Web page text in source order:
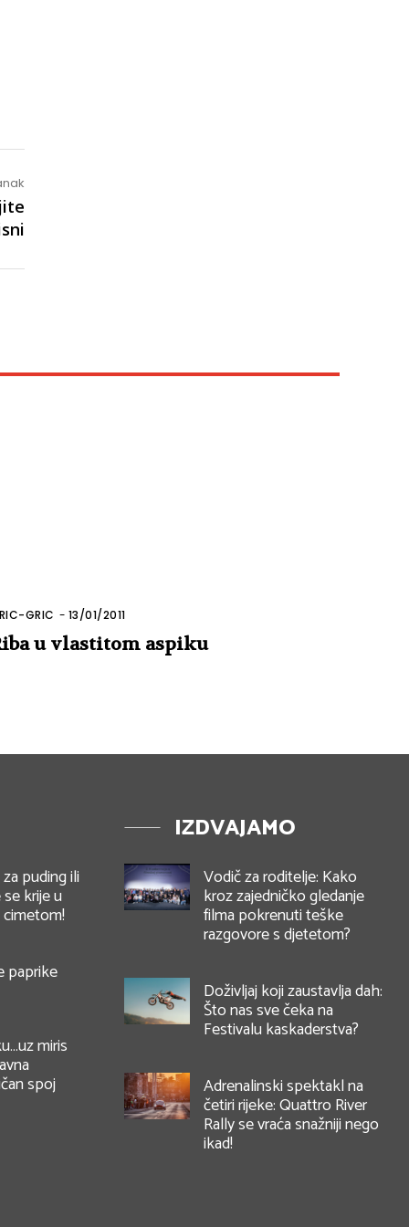
GRIC - 13/01/2011
u vlastitom aspiku
puding ili
krije u
paprike
miris
spoj
IZDVAJAMO
Vodič za roditelje: Kako
kroz zajedničko gledanje
filma pokrenuti teške
razgovore s djetetom?
Doživljaj koji zaustavlja dah:
Što nas sve čeka na
Festivalu kaskaderstva?
Adrenalinski spektakl na
četiri rijeke: Quattro River
Rally se vraća snažniji nego
ikad!